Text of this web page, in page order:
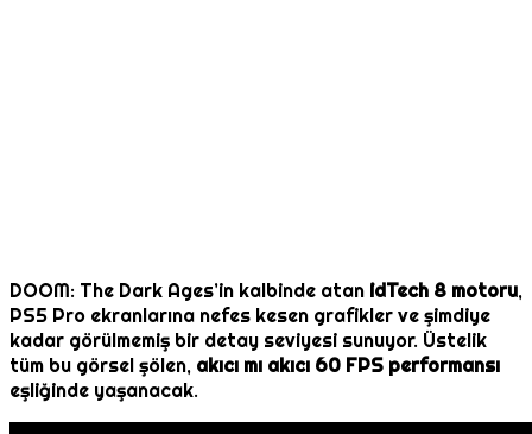
DOOM: The Dark Ages’in kalbinde atan idTech 8 motoru,
PS5 Pro ekranlarına nefes kesen grafikler ve şimdiye
kadar görülmemiş bir detay seviyesi sunuyor. Üstelik
tüm bu görsel şölen, akıcı mı akıcı 60 FPS performansı
eşliğinde yaşanacak.